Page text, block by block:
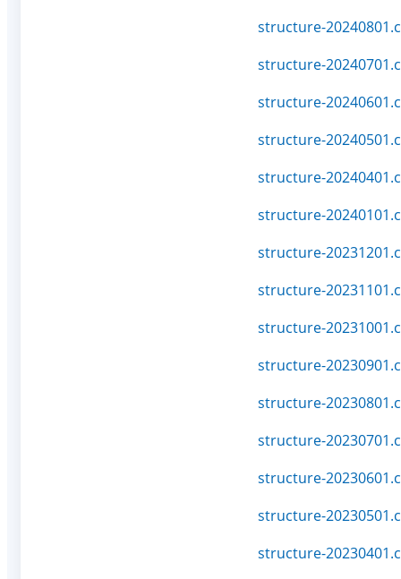
structure-
structure-
structure-
structure-
structure-
structure-
structure-
structure-
structure-
structure-
structure-
structure-
structure-
structure-
structure-